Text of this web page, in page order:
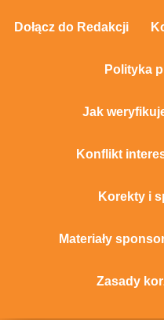
Dołącz do Redakcji
Polityka
Jak
Konflikt
Korekty i
Materiały
Zasady